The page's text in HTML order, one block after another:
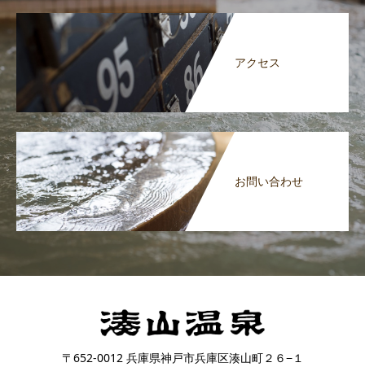
アクセス
お問い合わせ
〒652-0012 兵庫県神戸市兵庫区湊山町２６−１